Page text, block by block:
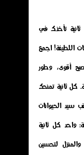
ثانية تأخذك في
اللطيفة! اجمع
أقوى، وطور
كل ثانية تمنحك
سيد الحيوانات
واحد كل ثانية
لتحسين